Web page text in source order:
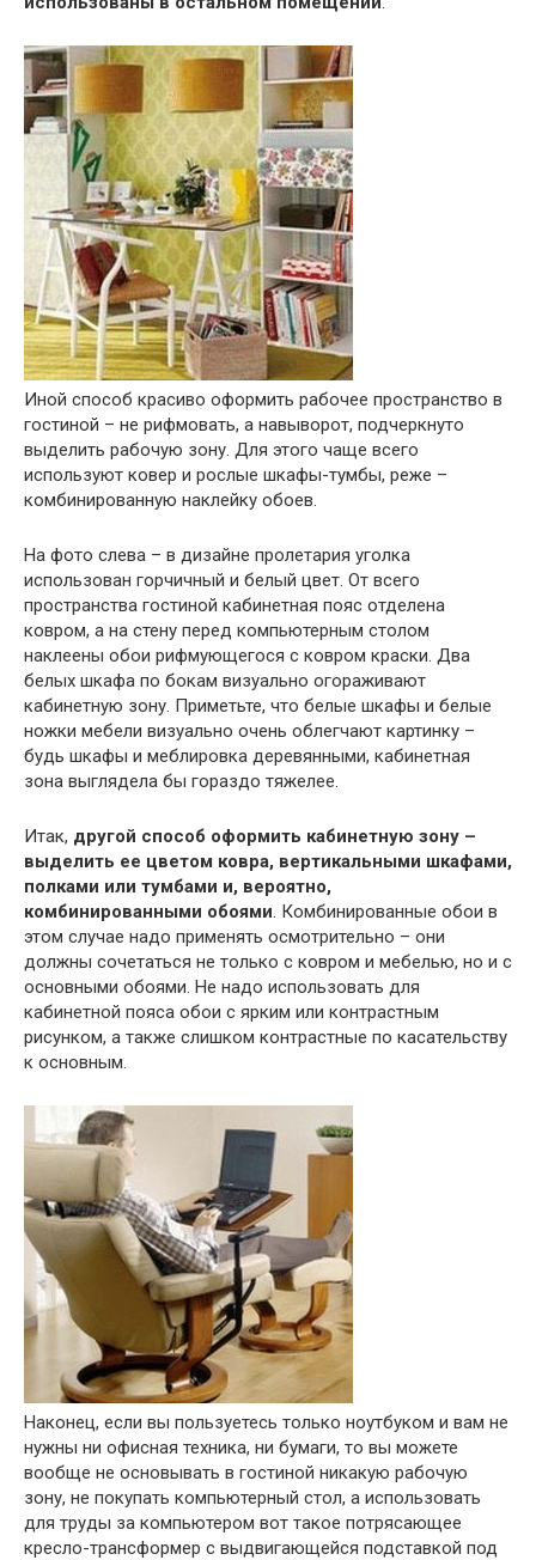
Иной способ красиво оформить рабочее пространство в
гостиной – не рифмовать, а навыворот, подчеркнуто
выделить рабочую зону. Для этого чаще всего
используют ковер и рослые шкафы-тумбы, реже –
комбинированную наклейку обоев.
На фото слева – в дизайне пролетария уголка
использован горчичный и белый цвет. От всего
пространства гостиной кабинетная пояс отделена
ковром, а на стену перед компьютерным столом
наклеены обои рифмующегося с ковром краски. Два
белых шкафа по бокам визуально огораживают
кабинетную зону. Приметьте, что белые шкафы и белые
ножки мебели визуально очень облегчают картинку –
будь шкафы и меблировка деревянными, кабинетная
зона выглядела бы гораздо тяжелее.
Итак, другой способ оформить кабинетную зону –
выделить ее цветом ковра, вертикальными шкафами,
полками или тумбами и, вероятно,
комбинированными обоями. Комбинированные обои в
этом случае надо применять осмотрительно – они
должны сочетаться не только с ковром и мебелью, но и с
основными обоями. Не надо использовать для
кабинетной пояса обои с ярким или контрастным
рисунком, а также слишком контрастные по касательству
к основным.
Наконец, если вы пользуетесь только ноутбуком и вам не
нужны ни офисная техника, ни бумаги, то вы можете
вообще не основывать в гостиной никакую рабочую
зону, не покупать компьютерный стол, а использовать
для труды за компьютером вот такое потрясающее
кресло-трансформер с выдвигающейся подставкой под